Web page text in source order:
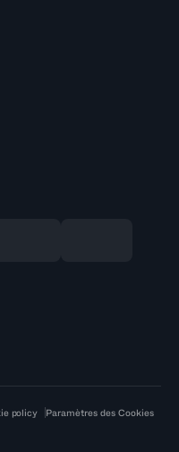
policy Paramètres des Cookies